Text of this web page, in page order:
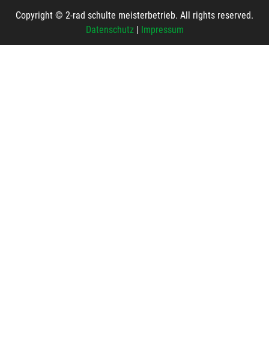
Copyright © 2-rad schulte meisterbetrieb. All rights reserved.
Datenschutz| Impressum